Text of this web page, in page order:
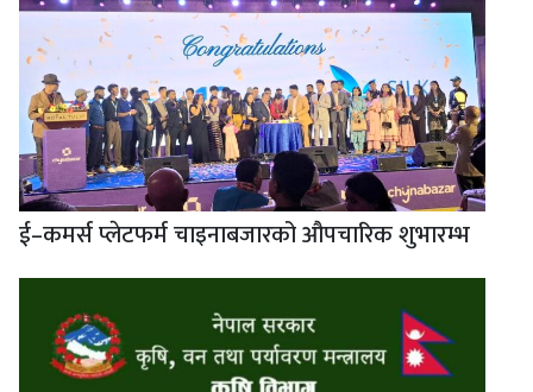
ई–कमर्स प्लेटफर्म चाइनाबजारको औपचारिक शुभारम्भ